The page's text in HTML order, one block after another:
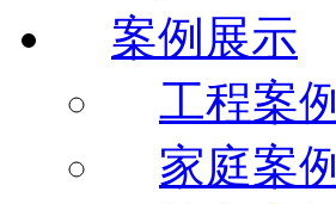
案例展示
工程案例
家庭案例